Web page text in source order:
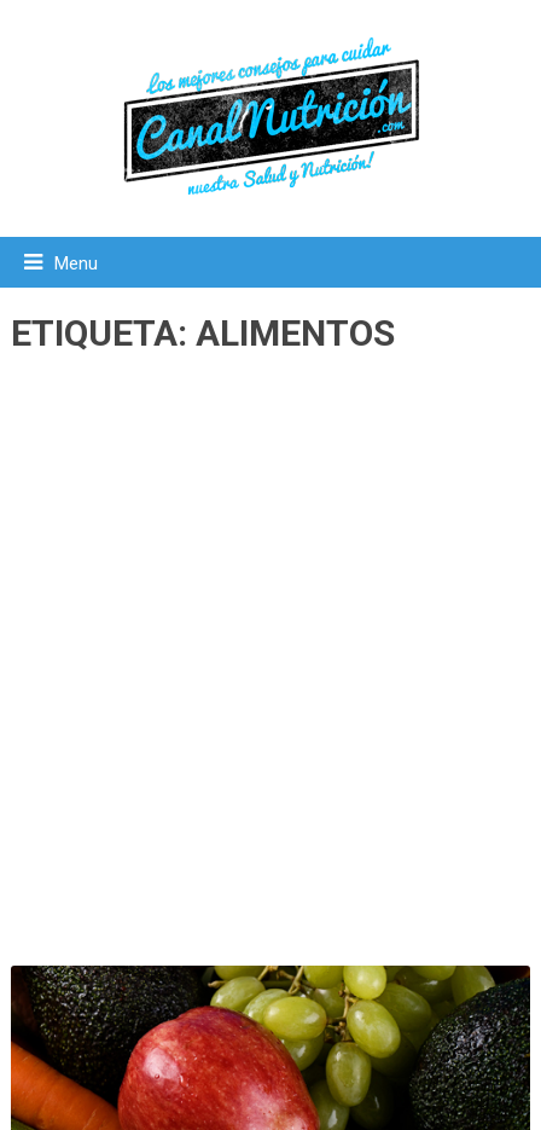
Menu
ETIQUETA: ALIMENTOS